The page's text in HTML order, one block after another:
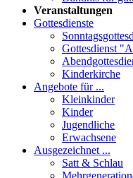
Veranstaltungen
Gottesdienste
Gottesdienst
Kinderkirche
Angebote für ...
Kleinkinder
Kinder
Jugendliche
Erwachsene
Ausgezeichnet ...
Satt & Schlau